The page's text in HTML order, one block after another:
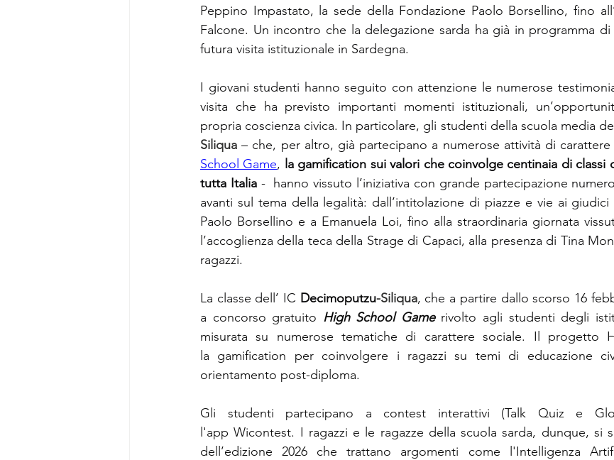
Peppino Impastato, la sede della Fondazione Paolo Borsellino, fino
Falcone. Un incontro che la delegazione sarda ha già in programma
futura visita istituzionale in Sardegna.
I giovani studenti hanno seguito con attenzione le numerose
visita che ha previsto importanti momenti istituzionali,
propria coscienza civica. In particolare, gli studenti della scuola media
Siliqua – che, per altro, già partecipano a numerose attività di
School Game, la gamification sui valori che coinvolge centinaia di
tutta Italia -  hanno vissuto l’iniziativa con grande partecipazione
avanti sul tema della legalità: dall’intitolazione di piazze e vie ai
Paolo Borsellino e a Emanuela Loi, fino alla straordinaria giornata
l’accoglienza della teca della Strage di Capaci, alla presenza di Tina
ragazzi.
La classe dell’ IC Decimoputzu-Siliqua, che a partire dallo scorso 16
a concorso gratuito High School Game rivolto agli studenti degli
misurata su numerose tematiche di carattere sociale. Il progetto
la gamification per coinvolgere i ragazzi su temi di educazione
orientamento post-diploma.
Gli studenti partecipano a contest interattivi (Talk Quiz e
l'app Wicontest. I ragazzi e le ragazze della scuola sarda, dunque, si
dell’edizione 2026 che trattano argomenti come l'Intelligenza